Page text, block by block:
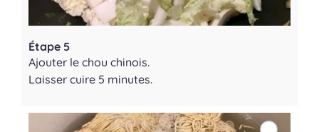
Étape 5
Ajouter le chou chinois.
Laisser cuire 5 minutes.